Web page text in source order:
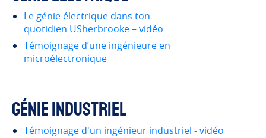
Le génie électrique dans ton
quotidien USherbrooke – vidéo
Témoignage d’une ingénieure en
microélectronique
Génie industriel
Témoignage d'un ingénieur industriel - vidéo